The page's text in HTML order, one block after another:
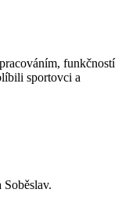
funkčností
sportovci a
Soběslav.